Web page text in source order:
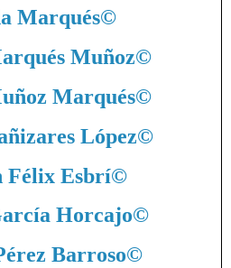
Marqués©
Muñoz©
Marqués©
López©
Félix Esbrí©
Horcajo©
Barroso©